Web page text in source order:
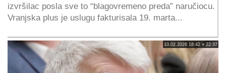
izvršilac posla sve to “blagovremeno preda” naručiocu.
Vranjska plus je uslugu fakturisala 19. marta...
10.02.2026 18:42 » 22:37